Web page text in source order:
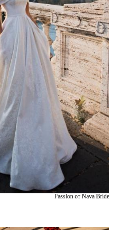
Passion от Nava Bride